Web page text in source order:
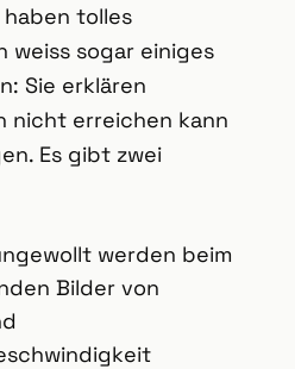
haben tolles
weiss sogar einiges
Sie erklären
nicht erreichen kann
Es gibt zwei
werden beim
Bilder von